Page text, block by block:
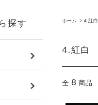
ホーム > 4.紅白
4.紅白
全 8 商品
探す